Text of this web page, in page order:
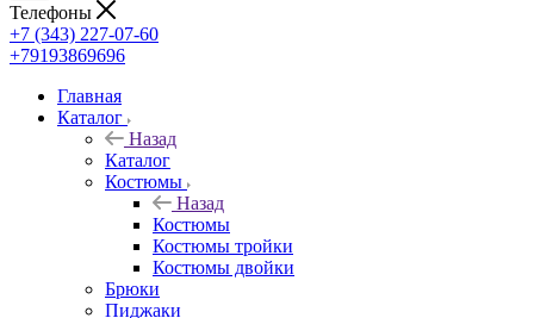
Телефоны
+7 (343) 227-07-60
+79193869696
Главная
Каталог
Назад
Каталог
Костюмы
Назад
Костюмы
Костюмы тройки
Костюмы двойки
Брюки
Пиджаки